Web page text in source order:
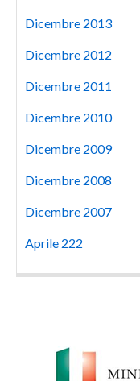
Dicembre 2013
Dicembre 2012
Dicembre 2011
Dicembre 2010
Dicembre 2009
Dicembre 2008
Dicembre 2007
Aprile 222